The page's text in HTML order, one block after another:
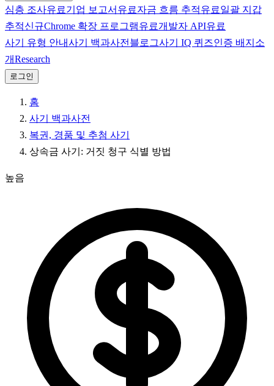
심층 조사유료기업 보고서 유료자금 흐름 추적유료일괄 지갑
추적신규Chrome 확장 프로그램유료개발자 API유료
사기 유형 안내사기 백과사전 블로그사기 IQ 퀴즈인증 배지 소
개Research
로그인
홈
사기 백과사전
복권, 경품 및 추첨 사기
상속금 사기: 거짓 청구 식별 방법
높음